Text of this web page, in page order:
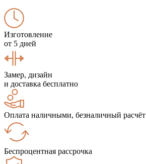
Изготовление
от 5 дней
Замер, дизайн
и доставка бесплатно
Оплата наличными, безналичный расчёт
Беспроцентная рассрочка